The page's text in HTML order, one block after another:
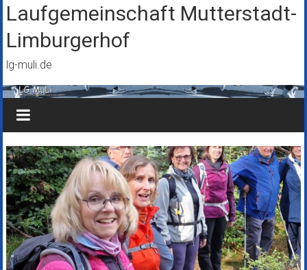
Zum
Inhalt
springen
Laufgemeinschaft Mutterstadt-
Limburgerhof
lg-muli.de